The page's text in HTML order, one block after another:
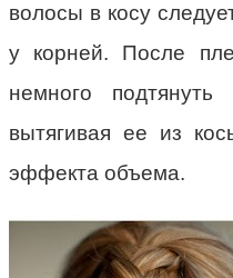
волосы в косу
у корней. После
немного
вытягивая ее из
эффекта объема.